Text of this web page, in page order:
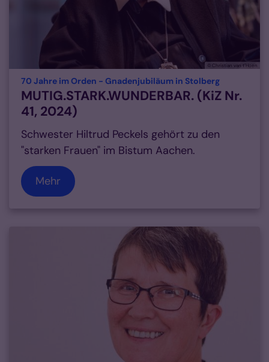
© Christian van t´Hoen
70 Jahre im Orden - Gnadenjubiläum in Stolberg:
MUTIG.STARK.WUNDERBAR. (KiZ Nr.
41, 2024)
Schwester Hiltrud Peckels gehört zu den
"starken Frauen" im Bistum Aachen.
Mehr